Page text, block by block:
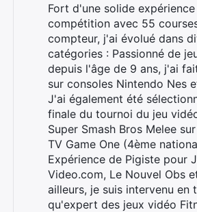
Fort d'une solide expérience
compétition avec 55
compteur, j'ai évolué dans
catégories : Passionné de
depuis l'âge de 9 ans, j'ai
sur consoles Nintendo Nes
J'ai également été
finale du tournoi du jeu
Super Smash Bros Melee
TV Game One (4ème
Expérience de Pigiste pour
Video.com, Le Nouvel Obs
ailleurs, je suis intervenu en
qu'expert des jeux vidéo